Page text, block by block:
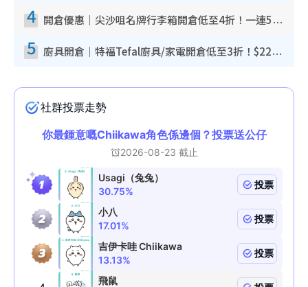
4 開倉優惠｜尖沙咀名牌行李箱開倉低至4折！一連5日 American Tourister/ace./Hallmark $200起！
5 廚具開倉｜特福Tefal廚具/家電開倉低至3折！$220起買平底鍋/炒鑊/湯煲！電飯煲/吸塵機/燙斗$418起